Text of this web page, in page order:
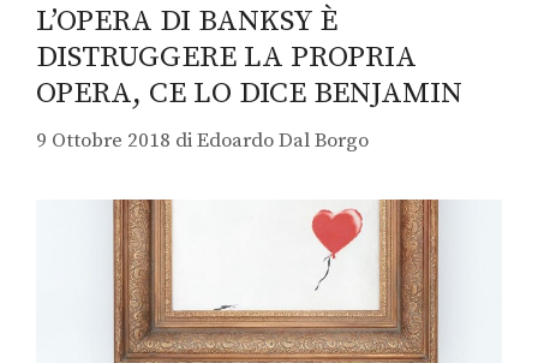
L’OPERA DI BANKSY È
DISTRUGGERE LA PROPRIA
OPERA, CE LO DICE BENJAMIN
9 Ottobre 2018 diEdoardo Dal Borgo